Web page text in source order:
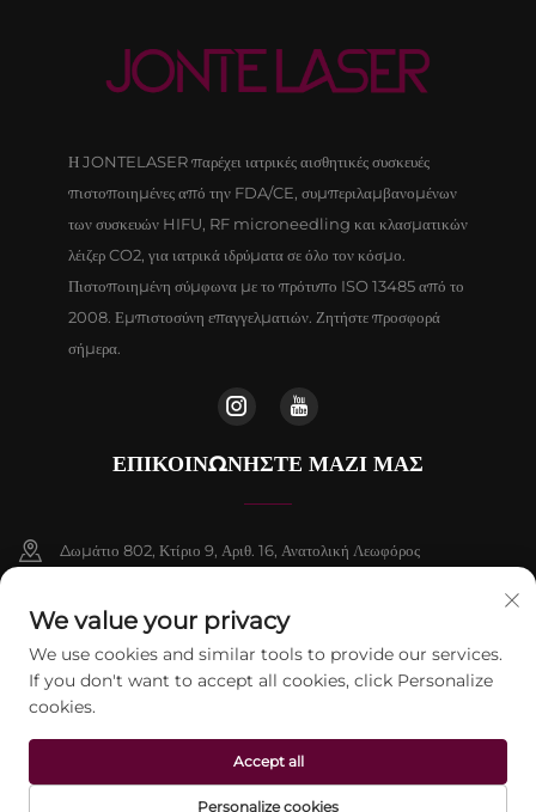
Η JONTELASER παρέχει ιατρικές αισθητικές συσκευές
πιστοποιημένες από την FDA/CE, συμπεριλαμβανομένων
των συσκευών HIFU, RF microneedling και κλασματικών
λέιζερ CO2, για ιατρικά ιδρύματα σε όλο τον κόσμο.
Πιστοποιημένη σύμφωνα με το πρότυπο ISO 13485 από το
2008. Εμπιστοσύνη επαγγελματιών. Ζητήστε προσφορά
σήμερα.
ΕΠΙΚΟΙΝΩΝΉΣΤΕ ΜΑΖΊ ΜΑΣ
Δωμάτιο 802, Κτίριο 9, Αριθ. 16, Ανατολική Λεωφόρος
+86-13911459627
[email protected]
Πνευματικά δικαιώματα © 2026 Beijing Jontelaser Technology CO., LTD.
Με επιφύλαξη παντός δικαιώματος. Πολιτική Απορρήτου
We value your privacy
We use cookies and similar tools to provide our services.
If you don't want to accept all cookies, click Personalize
cookies.
Personalize cookies
Accept all